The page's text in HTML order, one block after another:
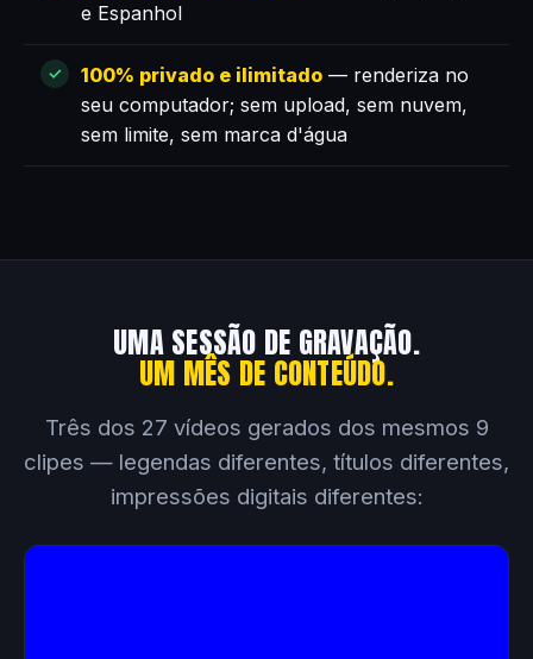
e Espanhol
100% privado e ilimitado — renderiza no
seu computador; sem upload, sem nuvem,
sem limite, sem marca d'água
UMA SESSÃO DE GRAVAÇÃO.
UM MÊS DE CONTEÚDO.
Três dos 27 vídeos gerados dos mesmos 9
clipes — legendas diferentes, títulos diferentes,
impressões digitais diferentes: